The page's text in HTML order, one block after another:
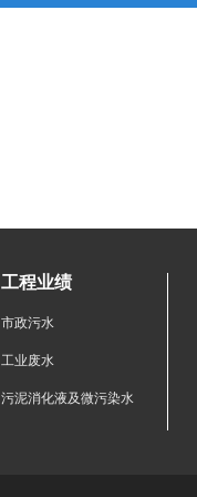
工程业绩
市政污水
工业废水
污泥消化液及微污染水